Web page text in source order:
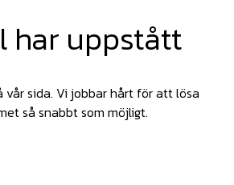
har uppstått
vår sida. Vi jobbar hårt för att lösa
så snabbt som möjligt.